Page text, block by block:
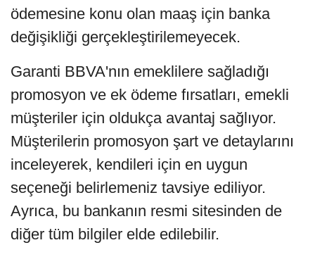
ödemesine konu olan maaş için banka
değişikliği gerçekleştirilemeyecek.
Garanti BBVA'nın emeklilere sağladığı
promosyon ve ek ödeme fırsatları, emekli
müşteriler için oldukça avantaj sağlıyor.
Müşterilerin promosyon şart ve detaylarını
inceleyerek, kendileri için en uygun
seçeneği belirlemeniz tavsiye ediliyor.
Ayrıca, bu bankanın resmi sitesinden de
diğer tüm bilgiler elde edilebilir.